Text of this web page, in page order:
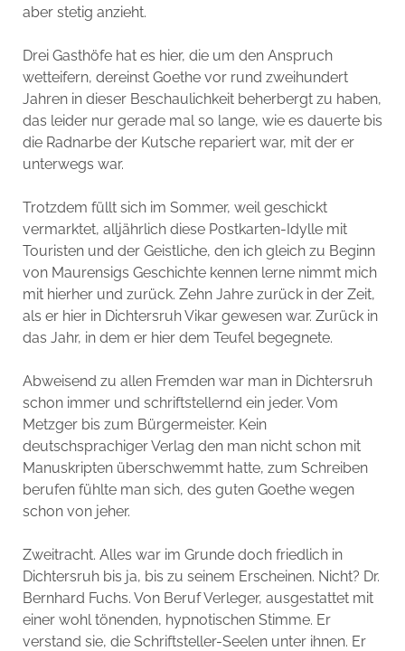
aber stetig anzieht.
Drei Gasthöfe hat es hier, die um den Anspruch
wetteifern, dereinst Goethe vor rund zweihundert
Jahren in dieser Beschaulichkeit beherbergt zu haben,
das leider nur gerade mal so lange, wie es dauerte bis
die Radnarbe der Kutsche repariert war, mit der er
unterwegs war.
Trotzdem füllt sich im Sommer, weil geschickt
vermarktet, alljährlich diese Postkarten-Idylle mit
Touristen und der Geistliche, den ich gleich zu Beginn
von Maurensigs Geschichte kennen lerne nimmt mich
mit hierher und zurück. Zehn Jahre zurück in der Zeit,
als er hier in Dichtersruh Vikar gewesen war. Zurück in
das Jahr, in dem er hier dem Teufel begegnete.
Abweisend zu allen Fremden war man in Dichtersruh
schon immer und schriftstellernd ein jeder. Vom
Metzger bis zum Bürgermeister. Kein
deutschsprachiger Verlag den man nicht schon mit
Manuskripten überschwemmt hatte, zum Schreiben
berufen fühlte man sich, des guten Goethe wegen
schon von jeher.
Zweitracht. Alles war im Grunde doch friedlich in
Dichtersruh bis ja, bis zu seinem Erscheinen. Nicht? Dr.
Bernhard Fuchs. Von Beruf Verleger, ausgestattet mit
einer wohl tönenden, hypnotischen Stimme. Er
verstand sie, die Schriftsteller-Seelen unter ihnen. Er